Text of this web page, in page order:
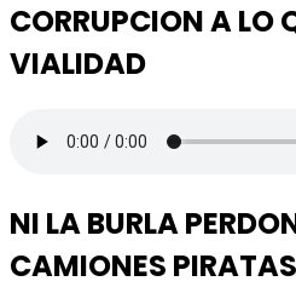
CORRUPCION A LO
VIALIDAD
NI LA BURLA
CAMIONES PIRATAS